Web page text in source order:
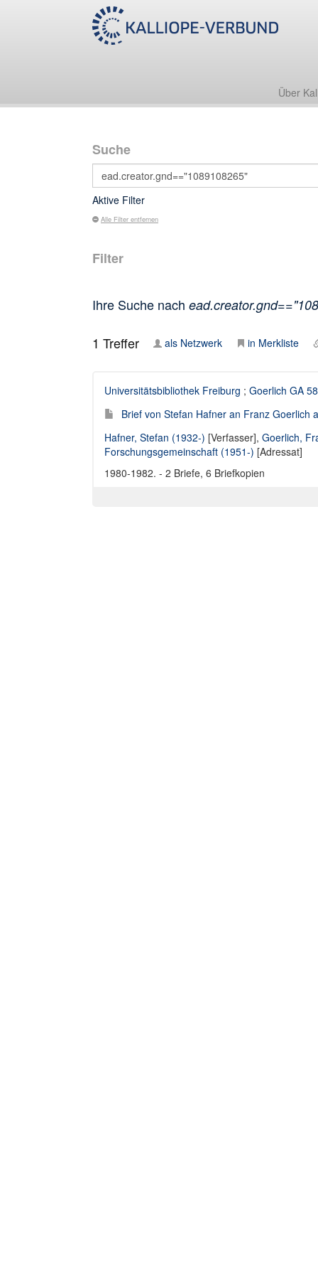
Über
Suche
Aktive Filter
Alle Filter entfernen
Filter
Ihre Suche nach
1 Treffer als Netzwerk in Merkliste
Universitätsbibliothek Freiburg ; Goerlich GA 58
Brief von Stefan Hafner an Franz Goerlich
Hafner, Stefan (1932-) [Verfasser], Goerlich,
Forschungsgemeinschaft (1951-) [Adressat]
1980-1982. - 2 Briefe, 6 Briefkopien